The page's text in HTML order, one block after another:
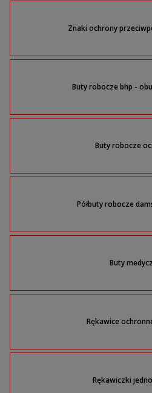
Znaki ochrony
Buty robocze bhp -
Buty robocze
Półbuty robocze
Buty
Rękawice
Rękawiczki